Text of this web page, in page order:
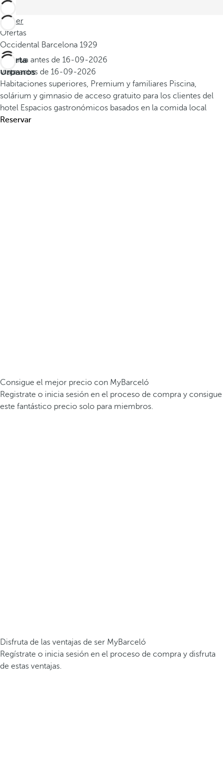
Volver
Ofertas
Occidental Barcelona 1929
Oferta
Urbanos
Reserva antes de 16-09-2026
Viaja antes de 16-09-2026
Habitaciones superiores, Premium y familiares Piscina,
solárium y gimnasio de acceso gratuito para los clientes del
hotel Espacios gastronómicos basados en la comida local
Reservar
Consigue el mejor precio con MyBarceló
Registrate o inicia sesión en el proceso de compra y consigue
este fantástico precio solo para miembros.
Disfruta de las ventajas de ser MyBarceló
Regístrate o inicia sesión en el proceso de compra y disfruta
de estas ventajas.